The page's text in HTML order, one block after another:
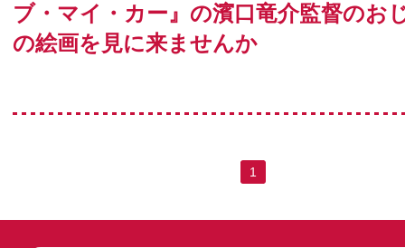
ブ・マイ・カー』の濱口竜介監督のお
の絵画を見に来ませんか
1